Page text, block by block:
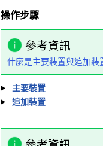
操作步驟
參考資訊
什麼是主要裝置與追加裝
主要裝置
追加裝置